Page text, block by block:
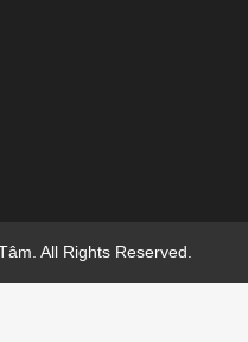
All Rights Reserved.